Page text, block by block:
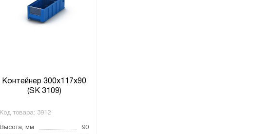
Контейнер 300х117х90
(SK 3109)
Код товара: 3912
Высота, мм
90